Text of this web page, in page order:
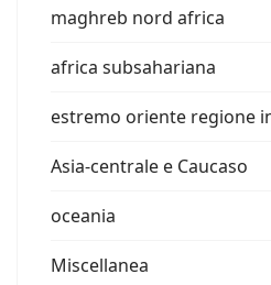
maghreb nord africa
africa subsahariana
estremo oriente regione
Asia-centrale e Caucaso
oceania
Miscellanea